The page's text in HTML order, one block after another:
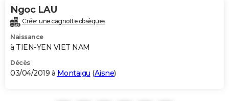
Ngoc LAU
Créer une cagnotte obsèques
Naissance
à TIEN-YEN VIET NAM
Décès
03/04/2019 à Montaigu (Aisne)